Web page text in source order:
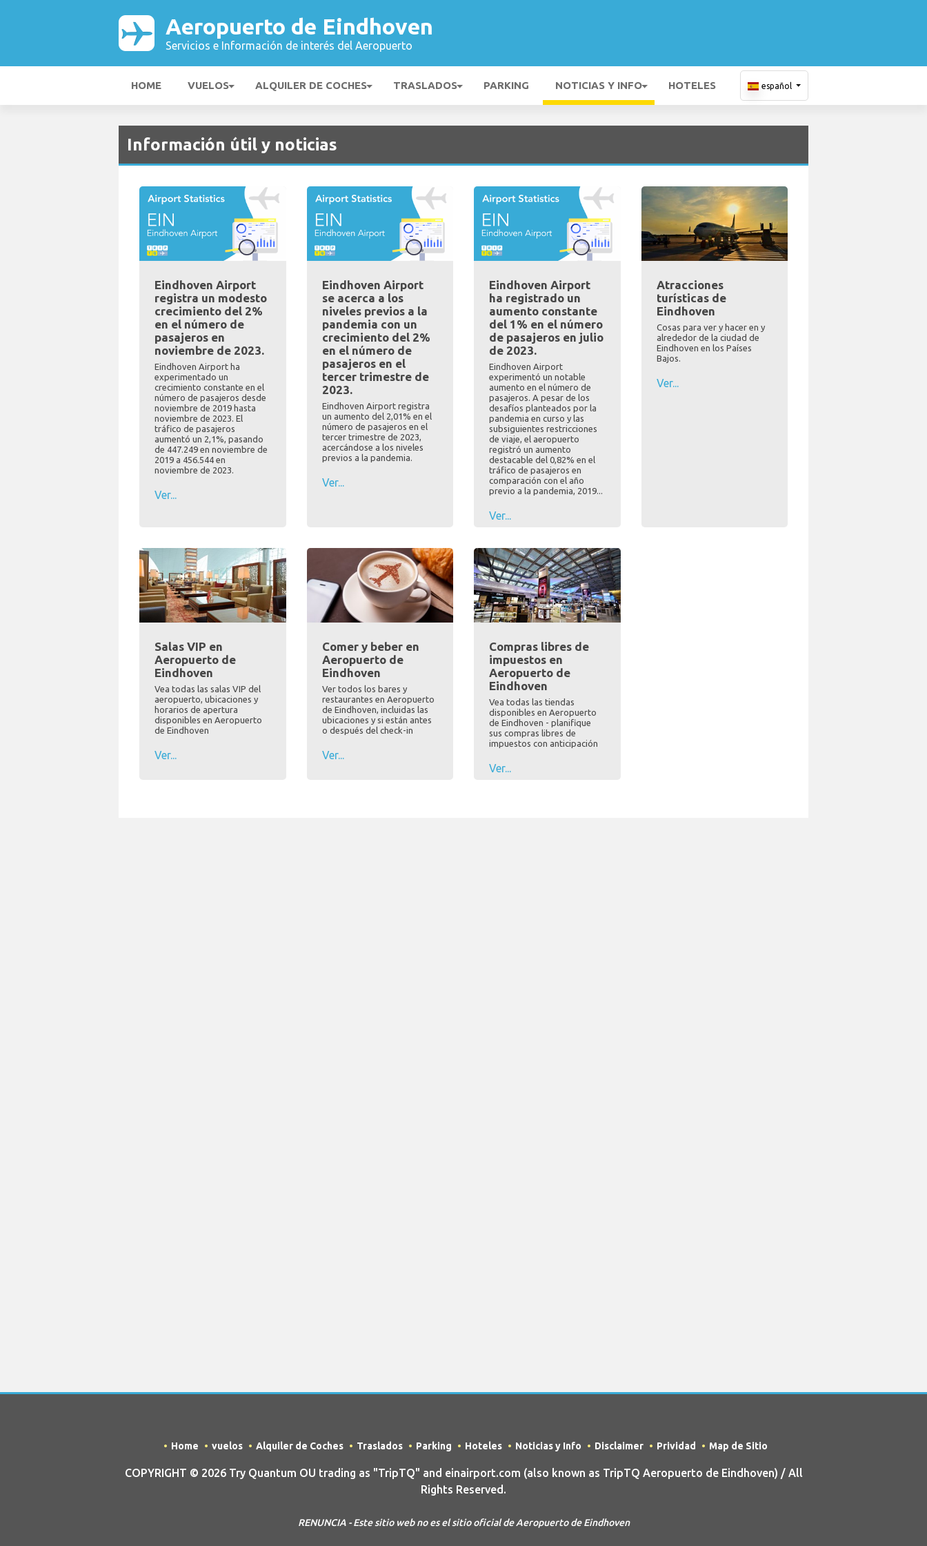
Aeropuerto de Eindhoven
Servicios e Información de interés del Aeropuerto
HOME VUELOS ALQUILER DE COCHES TRASLADOS PARKING NOTICIAS Y INFO HOTELES español
Información útil y noticias
Eindhoven Airport
registra un modesto
crecimiento del 2%
en el número de
pasajeros en
noviembre de 2023.
Eindhoven Airport ha
experimentado un
crecimiento constante en el
número de pasajeros desde
noviembre de 2019 hasta
noviembre de 2023. El
tráfico de pasajeros
aumentó un 2,1%, pasando
de 447.249 en noviembre de
2019 a 456.544 en
noviembre de 2023.
Ver...
Eindhoven Airport
se acerca a los
niveles previos a la
pandemia con un
crecimiento del 2%
en el número de
pasajeros en el
tercer trimestre de
2023.
Eindhoven Airport registra
un aumento del 2,01% en el
número de pasajeros en el
tercer trimestre de 2023,
acercándose a los niveles
previos a la pandemia.
Ver...
Eindhoven Airport
ha registrado un
aumento constante
del 1% en el número
de pasajeros en julio
de 2023.
Eindhoven Airport
experimentó un notable
aumento en el número de
pasajeros. A pesar de los
desafíos planteados por la
pandemia en curso y las
subsiguientes restricciones
de viaje, el aeropuerto
registró un aumento
destacable del 0,82% en el
tráfico de pasajeros en
comparación con el año
previo a la pandemia, 2019...
Ver...
Atracciones
turísticas de
Eindhoven
Cosas para ver y hacer en y
alrededor de la ciudad de
Eindhoven en los Países
Bajos.
Ver...
Salas VIP en
Aeropuerto de
Eindhoven
Vea todas las salas VIP del
aeropuerto, ubicaciones y
horarios de apertura
disponibles en Aeropuerto
de Eindhoven
Ver...
Comer y beber en
Aeropuerto de
Eindhoven
Ver todos los bares y
restaurantes en Aeropuerto
de Eindhoven, incluidas las
ubicaciones y si están antes
o después del check-in
Ver...
Compras libres de
impuestos en
Aeropuerto de
Eindhoven
Vea todas las tiendas
disponibles en Aeropuerto
de Eindhoven - planifique
sus compras libres de
impuestos con anticipación
Ver...
Home vuelos Alquiler de Coches Traslados Parking Hoteles Noticias y Info Disclaimer Prividad Map de Sitio
COPYRIGHT © 2026 Try Quantum OU trading as "TripTQ" and einairport.com (also known as TripTQ Aeropuerto de Eindhoven) / All
Rights Reserved.
RENUNCIA - Este sitio web no es el sitio oficial de Aeropuerto de Eindhoven